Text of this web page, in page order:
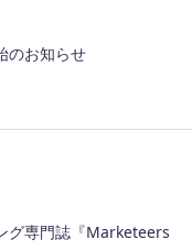
のお知らせ
グ専門誌『Marketeers